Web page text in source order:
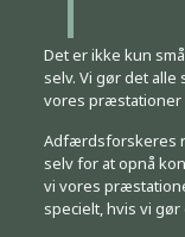
Det er ikke kun
selv. Vi gør det
vores præstationer
Adfærdsforskeres
selv for at opnå
vi vores
specielt, hvis vi